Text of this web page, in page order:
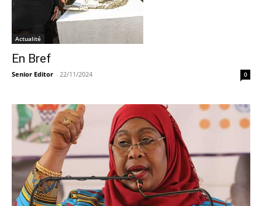
Actualité
En Bref
Senior Editor - 22/11/2024 0